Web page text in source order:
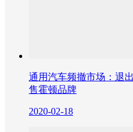
通用汽车频撤市场：退
售霍顿品牌
2020-02-18